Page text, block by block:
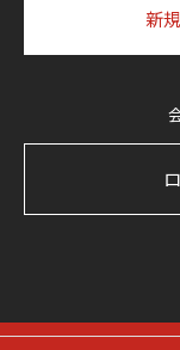
マツダ
ダイハツ
新